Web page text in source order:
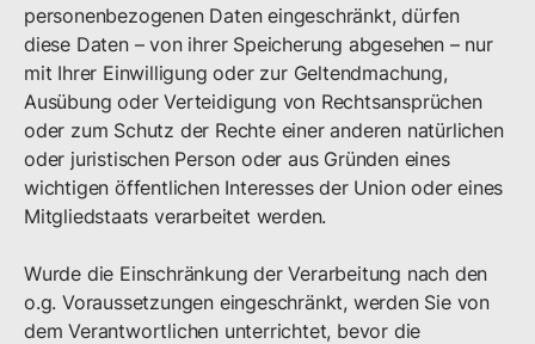
personenbezogenen Daten eingeschränkt, dürfen
diese Daten – von ihrer Speicherung abgesehen – nur
mit Ihrer Einwilligung oder zur Geltendmachung,
Ausübung oder Verteidigung von Rechtsansprüchen
oder zum Schutz der Rechte einer anderen natürlichen
oder juristischen Person oder aus Gründen eines
wichtigen öffentlichen Interesses der Union oder eines
Mitgliedstaats verarbeitet werden.
Wurde die Einschränkung der Verarbeitung nach den
o.g. Voraussetzungen eingeschränkt, werden Sie von
dem Verantwortlichen unterrichtet, bevor die